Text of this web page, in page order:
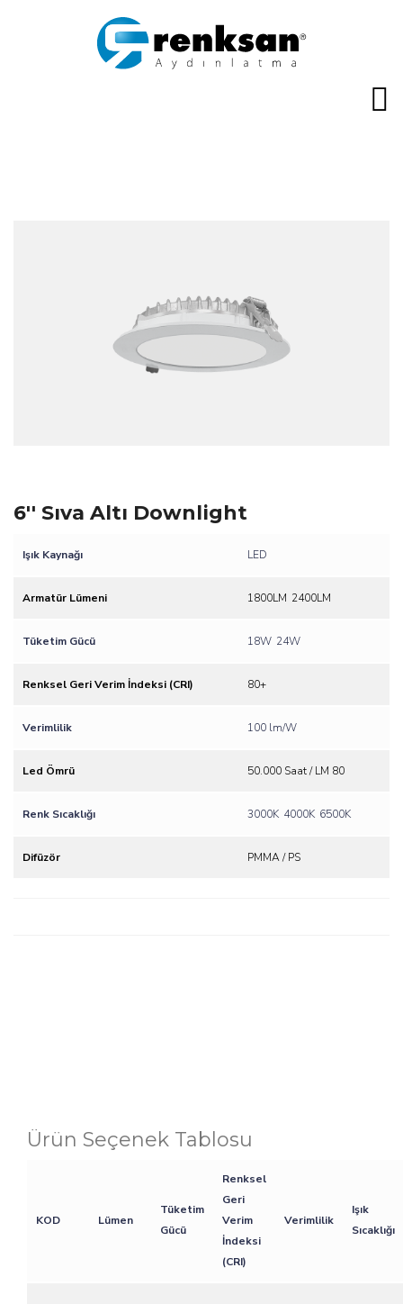
6'' Sıva Altı Downlight
Işık Kaynağı LED
Armatür Lümeni 1800LM 2400LM
Tüketim Gücü 18W 24W
Renksel Geri Verim İndeksi (CRI) 80+
Verimlilik 100 lm/W
Led Ömrü 50.000 Saat / LM 80
Renk Sıcaklığı 3000K 4000K 6500K
Difüzör PMMA / PS
Ürün Seçenek Tablosu
KOD Lümen
Tüketim
Gücü
Renksel
Geri
Verim
İndeksi
(CRI)
Verimlilik
Işık
Sıcaklığı